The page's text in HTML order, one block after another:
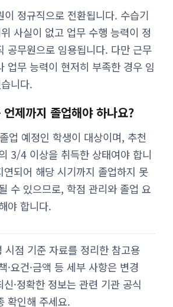
이 정규직으로 전환됩니다. 수습기
사실이 없고 업무 수행 능력이 정
공무원으로 임용됩니다. 다만 근무
업무 능력이 현저히 부족한 경우 임
니다.
언제까지 졸업해야 하나요?
업 예정인 학생이 대상이며, 추천
3/4 이상을 취득한 상태여야 합니
되어 해당 시기까지 졸업하지 못
수 있으므로, 학점 관리와 졸업 요
야 합니다.
점 기준 자료를 정리한 참고용
·요건·금액 등 세부 사항은 변경
·정확한 정보는 관련 기관 공식
확인해 주세요.